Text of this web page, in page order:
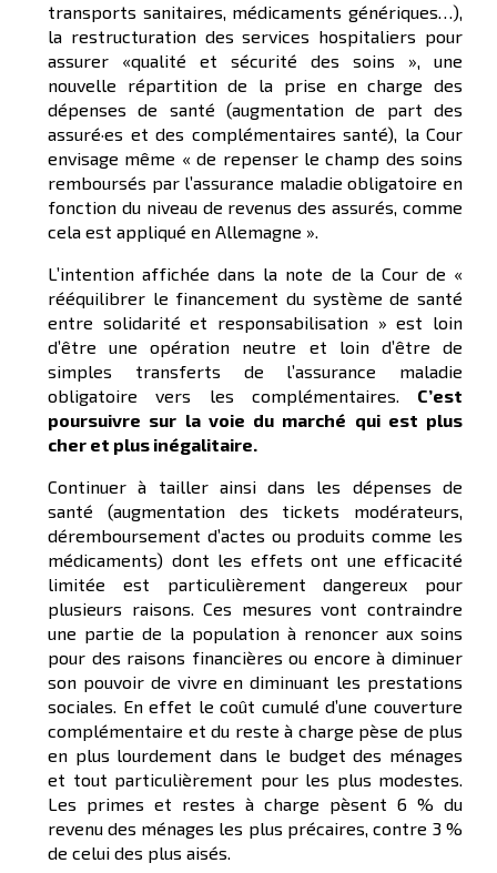
transports sanitaires, médicaments génériques…),
la restructuration des services hospitaliers pour
assurer «qualité et sécurité des soins », une
nouvelle répartition de la prise en charge des
dépenses de santé (augmentation de part des
assuré·es et des complémentaires santé), la Cour
envisage même « de repenser le champ des soins
remboursés par l’assurance maladie obligatoire en
fonction du niveau de revenus des assurés, comme
cela est appliqué en Allemagne ».
L’intention affichée dans la note de la Cour de «
rééquilibrer le financement du système de santé
entre solidarité et responsabilisation » est loin
d’être une opération neutre et loin d’être de
simples transferts de l’assurance maladie
obligatoire vers les complémentaires. C’est
poursuivre sur la voie du marché qui est plus
cher et plus inégalitaire.
Continuer à tailler ainsi dans les dépenses de
santé (augmentation des tickets modérateurs,
déremboursement d’actes ou produits comme les
médicaments) dont les effets ont une efficacité
limitée est particulièrement dangereux pour
plusieurs raisons. Ces mesures vont contraindre
une partie de la population à renoncer aux soins
pour des raisons financières ou encore à diminuer
son pouvoir de vivre en diminuant les prestations
sociales. En effet le coût cumulé d’une couverture
complémentaire et du reste à charge pèse de plus
en plus lourdement dans le budget des ménages
et tout particulièrement pour les plus modestes.
Les primes et restes à charge pèsent 6 % du
revenu des ménages les plus précaires, contre 3 %
de celui des plus aisés.